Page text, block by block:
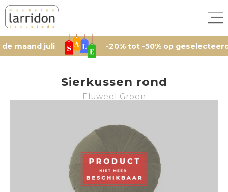
juli -20% tot -50% op geselecteerde
Sierkussen rond
Fluweel Groen